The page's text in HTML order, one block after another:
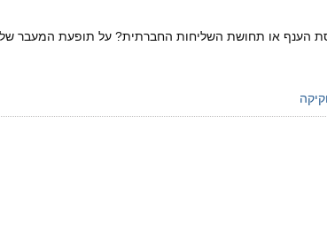
הענף או תחושת השליחות החברתית? על תופעת המעבר